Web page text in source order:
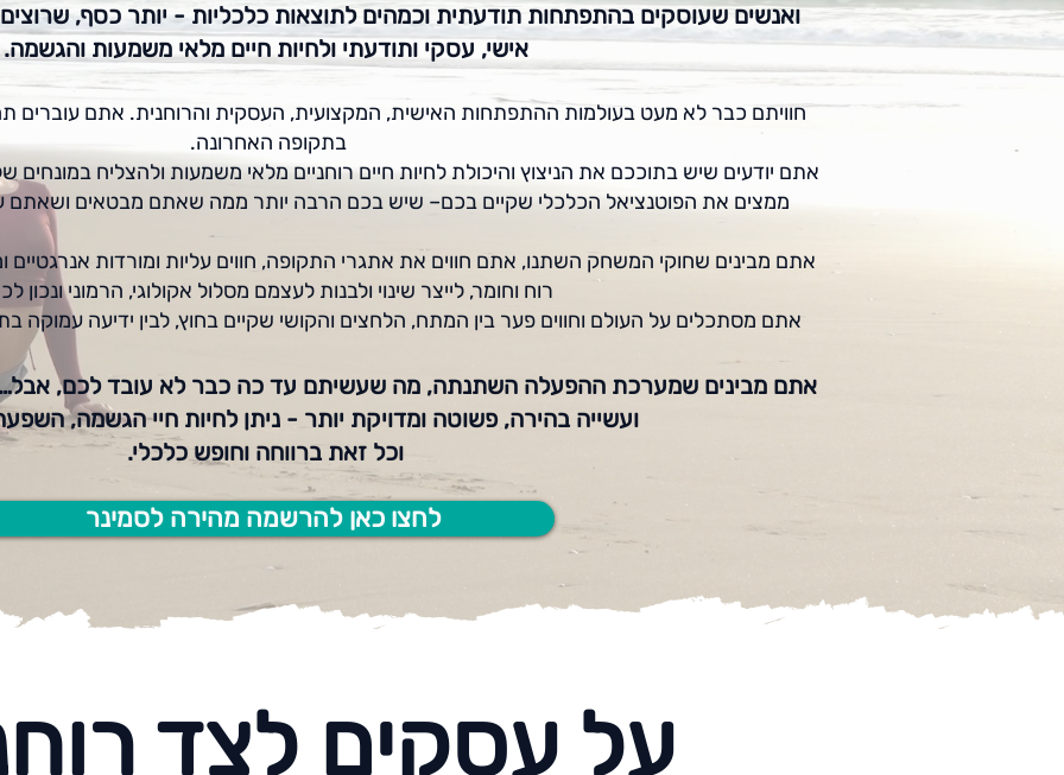
ואנשים שעוסקים בהתפתחות תודעתית וכמהים לתוצאות כלכליות - יותר כסף, שרוצים
אישי, עסקי ותודעתי ולחיות חיים מלאי משמעות והגשמה.
חוויתם כבר לא מעטבעולמות ההתפתחות האישית, המקצועית, העסקית והרוחנית. אתם עוברים
בתקופה האחרונה.
אתם יודעים שיש בתוככם את הניצוץ והיכולת לחיות חיים רוחניים מלאי משמעות ולהצליח
ממצים את הפוטנציאל הכלכלי שקיים בכם– שיש בכם הרבה יותר ממה שאתם מבטאים ושאתם
אתם מבינים שחוקי המשחק השתנו, אתם חווים את אתגרי התקופה, חווים עליות ומורדות
רוח וחומר, לייצר שינוי ולבנות לעצמם מסלול אקולוגי, הרמוני ונכון
אתם מסתכלים על העולם וחווים פער בין המתח, הלחצים והקושי שקיים בחוץ, לבין ידיעה עמוקה
אתם מבינים שמערכת ההפעלה השתנתה, מה שעשיתם עד כה כבר לא עובד לכם, אבל…
ועשייה בהירה, פשוטה ומדויקת יותר - ניתן לחיות חיי הגשמה,
וכל זאת ברווחה וחופש כלכלי.
לחצו כאן להרשמה מהירה לסמינר
על עסקים לצד